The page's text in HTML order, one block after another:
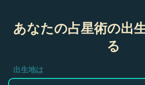
あなたの占星術の出
る
出生地は